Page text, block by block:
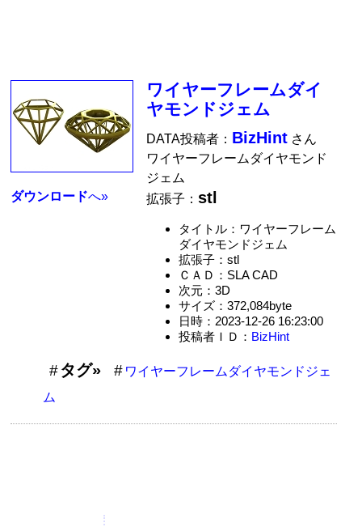
ダウンロードへ»
ワイヤーフレームダイ
ヤモンドジェム
DATA投稿者： BizHint さん
ワイヤーフレームダイヤモンド
ジェム
拡張子：stl
タイトル：ワイヤーフレーム
ダイヤモンドジェム
拡張子：stl
ＣＡＤ：SLA CAD
次元：3D
サイズ：372,084byte
日時：2023-12-26 16:23:00
投稿者ＩＤ： BizHint
タグ»
ワイヤーフレームダイヤモンドジェ
ム